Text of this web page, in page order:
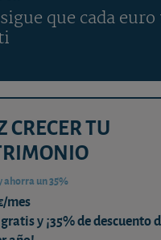
que cada euro
CRECER TU
ahorra un 35%
mes
gratis y ¡35% de descuento